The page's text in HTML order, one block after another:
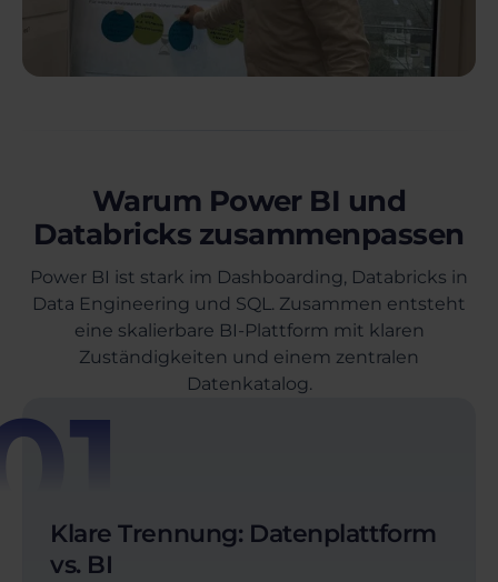
Warum Power BI und
Databricks zusammenpassen
Power BI ist stark im Dashboarding, Databricks in
Data Engineering und SQL. Zusammen entsteht
eine skalierbare BI-Plattform mit klaren
Zuständigkeiten und einem zentralen
Datenkatalog.
Klare Trennung: Datenplattform
vs. BI